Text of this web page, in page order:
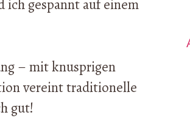
gespannt auf einem
– mit knusprigen
vereint traditionelle
gut!